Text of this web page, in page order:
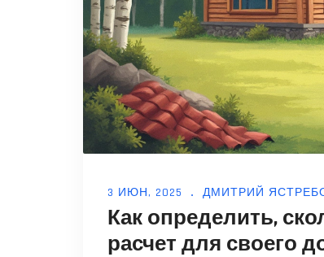
3 ИЮН, 2025 ДМИТРИЙ
Как определить,
расчет для своего